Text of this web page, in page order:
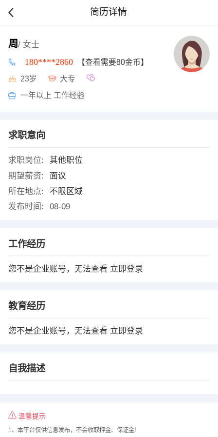
简历详情
周/ 女士
180****2860 【查看需要80金币】
23岁 大专
一年以上 工作经验
求职意向
求职岗位:
其他职位
期望薪资:
面议
所在地点:
不限区域
发布时间:
08-09
工作经历
您不是企业账号，无法查看 立即登录
教育经历
您不是企业账号，无法查看 立即登录
自我描述
温馨提示
1、本平台仅供信息发布，不会收取押金、保证金！